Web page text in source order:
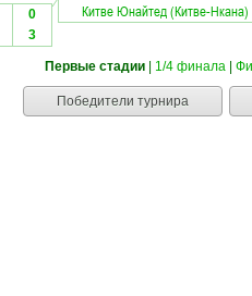
0
3
Китве Юнайтед (Китве-Нкана)
Первые стадии 1/4 финала
Победители турнира